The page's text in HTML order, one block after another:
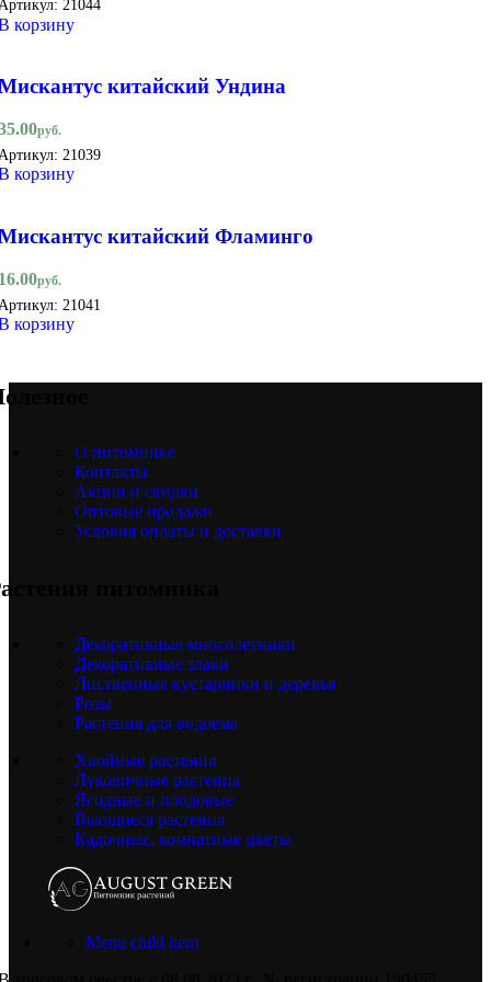
21044
корзину
китайский Ундина
руб.
21039
корзину
китайский Фламинго
руб.
21041
корзину
О питомнике
Контакты
Акции и скидки
Оптовые продажи
Условия оплаты и доставки
питомника
Декоративные многолетники
Декоративные злаки
Лиственные кустарники и деревья
Розы
Растения для водоема
Хвойные растения
Луковичные растения
Ягодные и плодовые
Вьющиеся растения
Кадочные, комнатные цветы
Menu child item